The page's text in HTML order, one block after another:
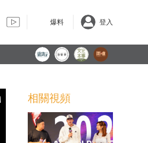
爆料 登入
相關視頻